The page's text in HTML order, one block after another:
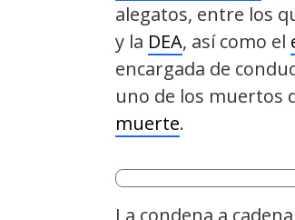
alegatos, entre los
y la DEA, así como el
encargada de
uno de los muertos
muerte.
La condena a